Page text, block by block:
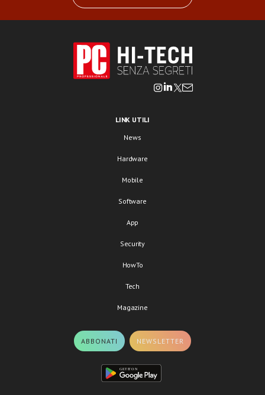
LINK UTILI
News
Hardware
Mobile
Software
App
Security
HowTo
Tech
Magazine
ABBONATI NEWSLETTER